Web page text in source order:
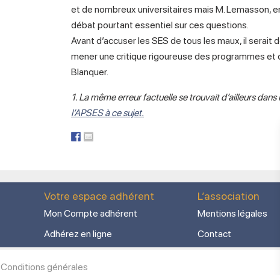
et de nombreux universitaires mais M. Lemasson,
débat pourtant essentiel sur ces questions.
Avant d’accuser les SES de tous les maux, il
mener une critique rigoureuse des programmes
Blanquer.
1. La même erreur factuelle se trouvait d’ailleurs
l’APSES à ce sujet.
Votre espace adhérent
Mon Compte adhérent
Adhérez en ligne
L’association
Mentions légales
Contact
Conditions générales